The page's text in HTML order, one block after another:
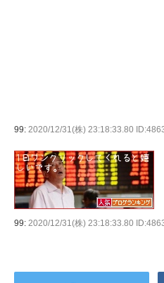
99: 2020/12/31(株) 23:18:33.80
99: 2020/12/31(株) 23:18:33.80